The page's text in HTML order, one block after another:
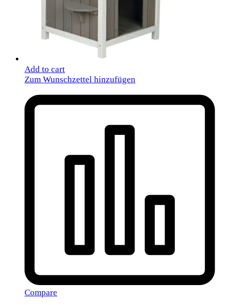
Add to cart
Zum Wunschzettel hinzufügen
Compare